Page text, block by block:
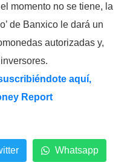
momento no se tiene, la
de Banxico le dará un
autorizadas y,
aquí,
Report
Whatsapp